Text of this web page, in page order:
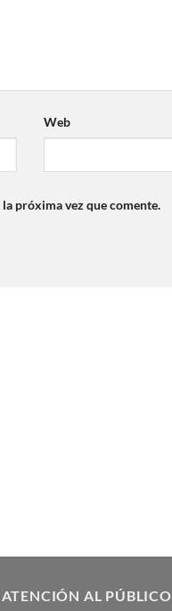
Web
próxima vez que comente.
AL PÚBLICO